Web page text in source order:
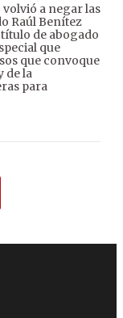
a negar las
Raúl Benítez
de abogado
que
que convoque
de la
para